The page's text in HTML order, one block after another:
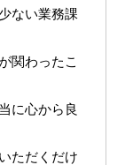
ない業務課
関わったこ
に心から良
ただくだけ